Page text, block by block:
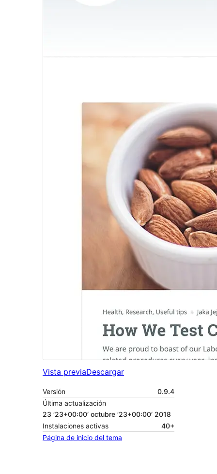
Vista previaDescargar
Versión
0.9.4
Última actualización
23 ’23+00:00′ octubre ’23+00:00′ 2018
Instalaciones activas
40+
Página de inicio del tema